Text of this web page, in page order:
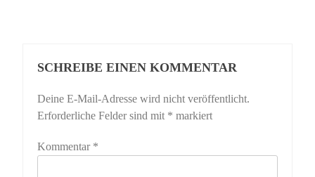
SCHREIBE EINEN KOMMENTAR
Deine E-Mail-Adresse wird nicht veröffentlicht.
Erforderliche Felder sind mit * markiert
Kommentar *